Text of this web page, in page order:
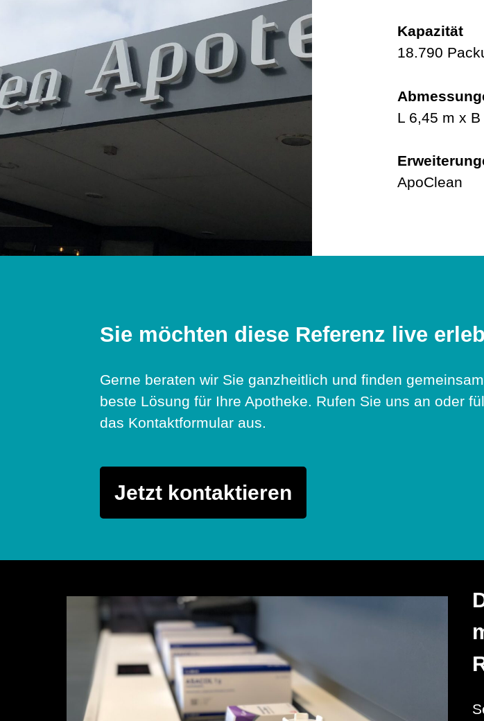
Kapazität
18.790
L 6,45 m x
ApoClean
Sie möchten diese Referenz live
Gerne beraten wir Sie ganzheitlich und finden
beste Lösung für Ihre Apotheke. Rufen Sie uns an oder
das Kontaktformular aus.
Jetzt kontaktieren